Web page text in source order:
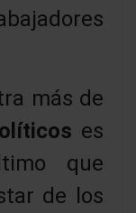
más de
es
que
de los